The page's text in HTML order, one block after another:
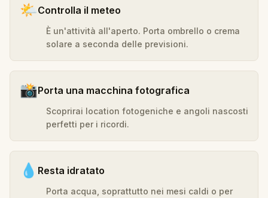
🌤️Controlla il meteo
È un'attività all'aperto. Porta ombrello o crema
solare a seconda delle previsioni.
📸Porta una macchina fotografica
Scoprirai location fotogeniche e angoli nascosti
perfetti per i ricordi.
💧 Resta idratato
Porta acqua, soprattutto nei mesi caldi o per